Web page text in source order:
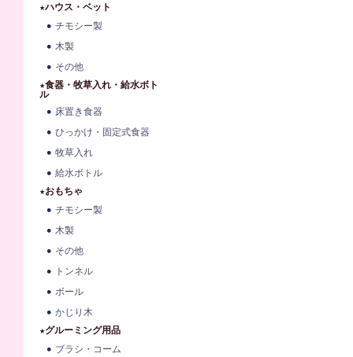
★ハウス・ベット
チモシー製
木製
その他
★食器・牧草入れ・給水ボト
ル
床置き食器
ひっかけ・固定式食器
牧草入れ
給水ボトル
★おもちゃ
チモシー製
木製
その他
トンネル
ボール
かじり木
★グルーミング用品
ブラシ・コーム